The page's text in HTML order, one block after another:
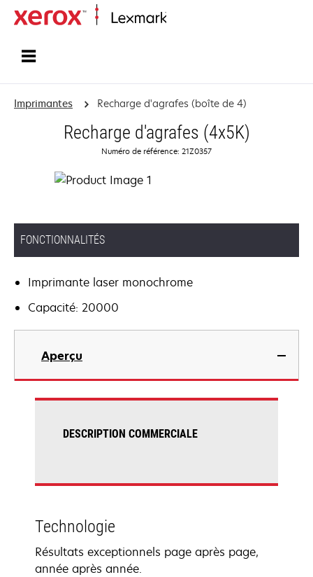
Imprimantes Recharge d'agrafes (boîte de 4)
Recharge d'agrafes (4x5K)
Numéro de référence: 21Z0357
FONCTIONNALITÉS
Imprimante laser monochrome
Capacité: 20000
Aperçu
DESCRIPTION COMMERCIALE
Technologie
Résultats exceptionnels page après page,
année après année.